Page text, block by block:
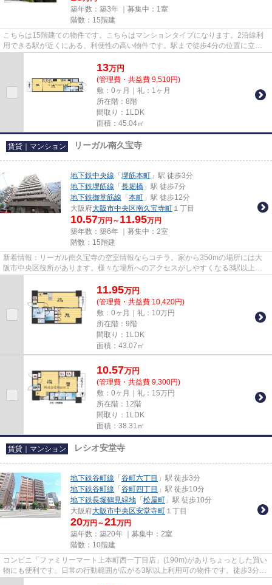
築年数：築3年 ｜募集中： 1室
階数：15階建
こちらは15階建ての物件です。こちらはマンションタイプになります。2沿線利
用できる駅が近くにある、利便性の高い物件です。駅まで徒歩4分の位置に立地
13万円
(管理費・共益費 9,510円)
敷：0ヶ月｜礼：1ヶ月
所在階：8階
間取り：1LDK
面積：45.04㎡
賃貸｜マンション リーガル南久宝寺
地下鉄中央線 「 堺筋本町 」駅 徒歩3分
地下鉄堺筋線 「 長堀橋 」駅 徒歩7分
地下鉄御堂筋線 「 本町 」駅 徒歩12分
大阪府大阪市中央区南久宝寺町 １丁目
10.57万円～ 11.95万円
築年数：築6年 ｜募集中： 2室
階数：15階建
新着情報：リーガル南久宝寺の空室情報ならコチラ。家から350mの場所には大
阪市中央区役所があります。様々な場所へのアクセスがしやすくなる3駅以上利
11.95万円
(管理費・共益費 10,420円)
敷：0ヶ月｜礼：10万円
所在階：9階
間取り：1LDK
面積：43.07㎡
10.57万円
(管理費・共益費 9,300円)
敷：0ヶ月｜礼：15万円
所在階：12階
間取り：1LDK
面積：38.31㎡
賃貸｜マンション レシオ安堂寺
地下鉄谷町線 「 谷町六丁目 」駅 徒歩3分
地下鉄谷町線 「 谷町四丁目 」駅 徒歩10分
地下鉄長堀鶴見緑地 「 松屋町 」駅 徒歩10分
大阪府大阪市中央区安堂寺町 １丁目
20万円～21万円
築年数：築20年 ｜募集中： 2室
階数：10階建
コンビニ「ファミリーマート上本町西一丁目店」(190m)がありちょっとした買い
物にも便利です。日常の行動範囲が広がる3駅以上利用可の物件です。徒歩3分に